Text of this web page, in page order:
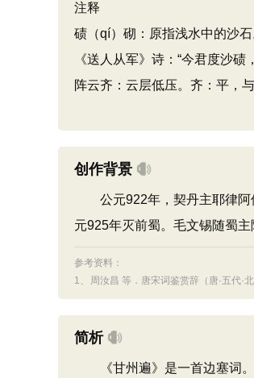
注释
碛（qí）砌：原指浅水中的沙
《送人从军》诗：“今君度沙碛
阵云齐：云层低压。齐：平，
创作背景
公元922年，契丹主耶律阿
元925年灭前蜀。毛文锡随蜀
参考资料：
1、
周汝昌 等．唐宋词鉴赏辞（唐·五代
简析
《甘州遍》是一首边塞词。